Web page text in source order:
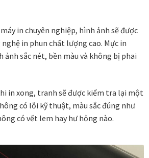
yêu cầu
yêu cầu
in chuyên nghiệp, hình ảnh sẽ được
in phun chất lượng cao. Mực in
ảnh sắc nét, bền màu và không bị phai
in xong, tranh sẽ được kiểm tra lại một
có lỗi kỹ thuật, màu sắc đúng như
có vết lem hay hư hỏng nào.